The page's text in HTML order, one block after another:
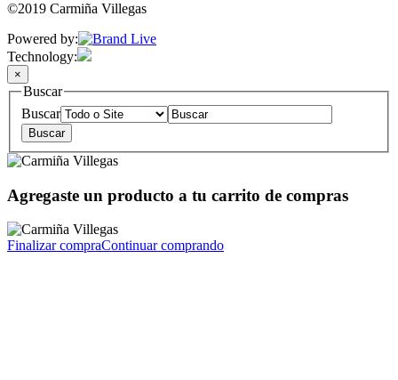
©2019 Carmiña Villegas
Powered by:
Technology:
×
Buscar
Buscar
Agregaste un producto a tu carrito de compras
Finalizar compraContinuar comprando